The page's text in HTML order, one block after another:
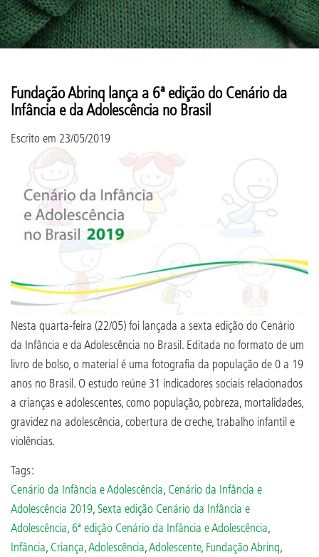
Fundação Abrinq lança a 6ª edição do Cenário da
Infância e da Adolescência no Brasil
Escrito em 23/05/2019
Nesta quarta-feira (22/05) foi lançada a sexta edição do Cenário
da Infância e da Adolescência no Brasil. Editada no formato de um
livro de bolso, o material é uma fotografia da população de 0 a 19
anos no Brasil. O estudo reúne 31 indicadores sociais relacionados
a crianças e adolescentes, como população, pobreza, mortalidades,
gravidez na adolescência, cobertura de creche, trabalho infantil e
violências.
Tags:
Cenário da Infância e Adolescência, Cenário da Infância e
Adolescência 2019, Sexta edição Cenário da Infância e
Adolescência,6ª edição Cenário da Infância e Adolescência,
Infância, Criança,Adolescência,Adolescente, Fundação Abrinq,